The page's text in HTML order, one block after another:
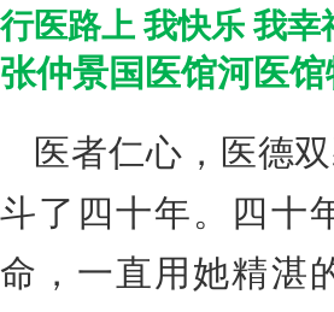
行医路上 我快乐 我幸
张仲景国医馆河医
医者仁心，医德
斗了四十年。四十
命，一直用她精湛